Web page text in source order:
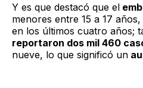
Y es que destacó que el
menores entre 15 a 17
en los últimos cuatro años;
reportaron dos mil 460
nueve, lo que significó un